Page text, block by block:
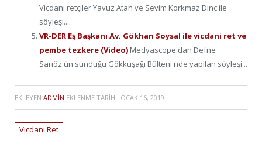
Vicdani retçiler Yavuz Atan ve Sevim Korkmaz Dinç ile
söyleşi....
VR-DER Eş Başkanı Av. Gökhan Soysal ile vicdani ret ve
pembe tezkere (Video) Medyascope'dan Defne
Sarıöz'ün sunduğu Gökkuşağı Bülteni'nde yapılan söyleşi...
EKLEYEN ADMIN EKLENME TARIHI: OCAK 16, 2019
Vicdani Ret